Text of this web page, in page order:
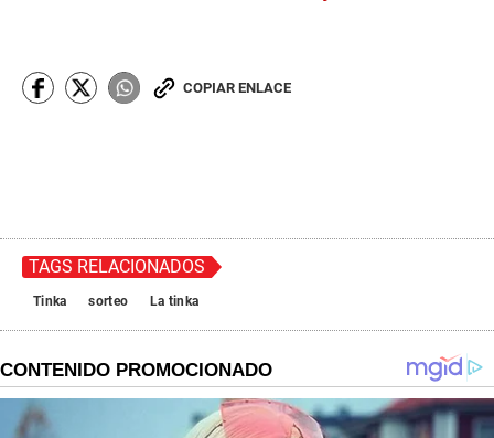
COPIAR ENLACE
TAGS RELACIONADOS
Tinka sorteo La tinka